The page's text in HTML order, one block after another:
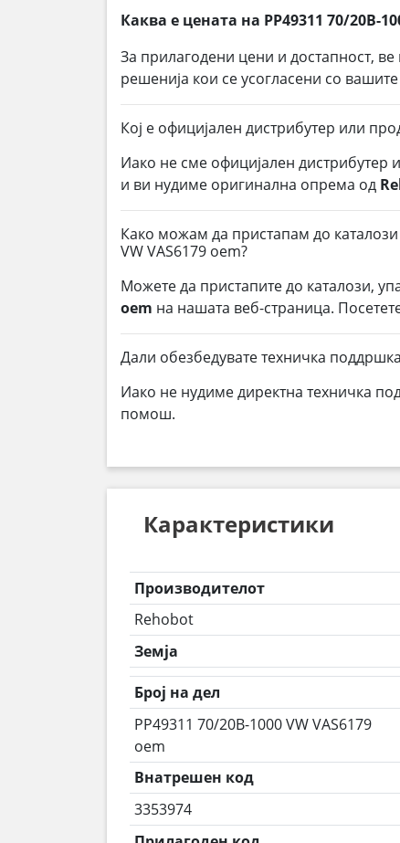
Каква е цената на PP49311 70/20B-
За прилагодени цени и достапност,
решенија кои се усогласени со
Кој е официјален дистрибутер или
Иако не сме официјален дистрибутер
и ви нудиме оригинална опрема од
Како можам да пристапам до каталози
VW VAS6179 oem?
Можете да пристапите до каталози,
oem на нашата веб-страница.
Дали обезбедувате техничка
Иако не нудиме директна техничка
помош.
Карактеристики
Производителот
Rehobot
Земја
Број на дел
PP49311 70/20B-1000 VW VAS6179
oem
Внатрешен код
3353974